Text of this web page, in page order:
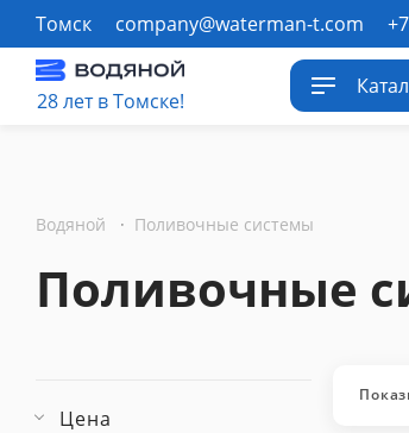
Томск company@waterman-t.com
28 лет в Томске!
Водяной · Поливочные системы
Поливочные
Цена